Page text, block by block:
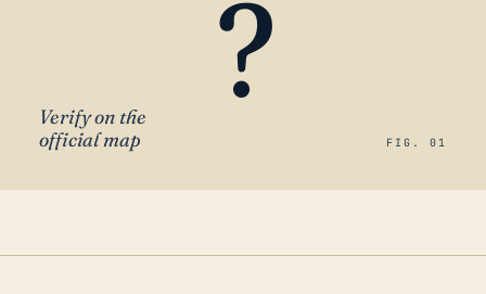
?
Verify on the
official map
FIG. 01